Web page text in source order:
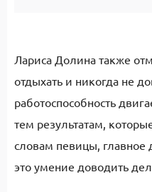
Лариса Долина также
отдыхать и никогда не
работоспособность
тем результатам,
словам певицы,
это умение доводить